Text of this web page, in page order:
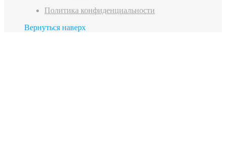
Политика конфиденциальности
Вернуться наверх